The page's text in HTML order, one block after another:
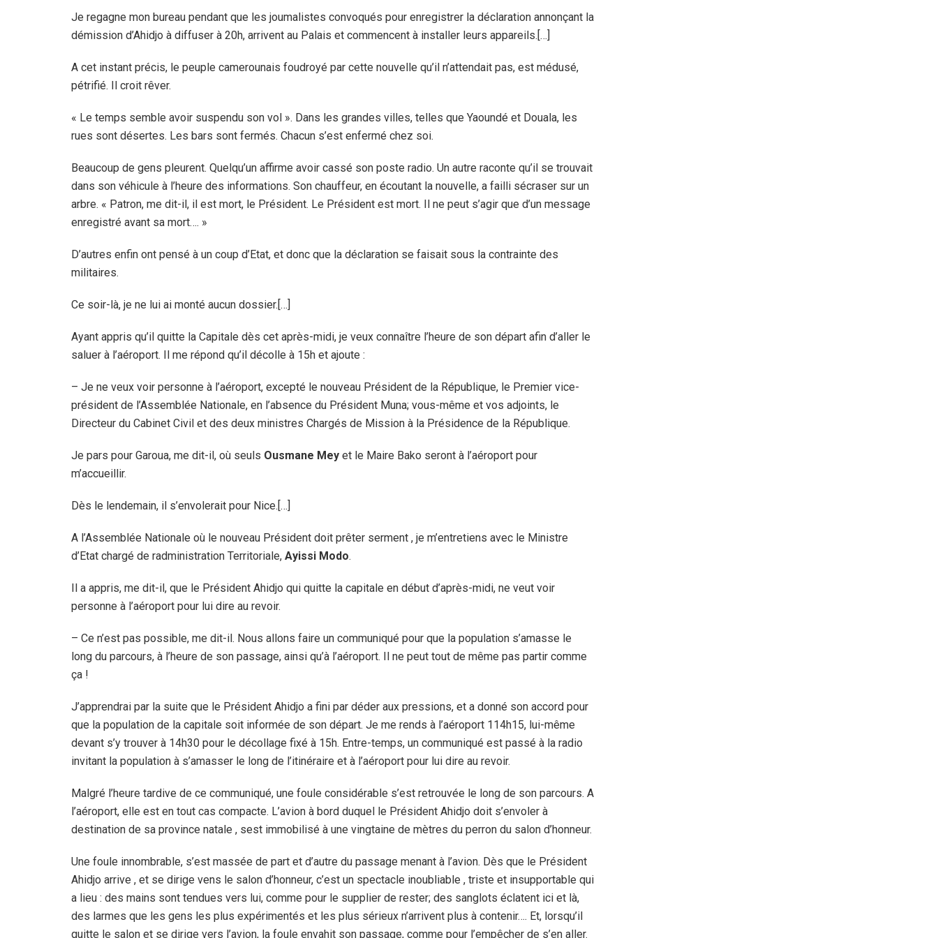
Je regagne mon bureau pendant que les joumalistes convoqués pour enregistrer la déclaration annonçant la
démission d’Ahidjo à diffuser à 20h, arrivent au Palais et commencent à installer leurs appareils.[…]
A cet instant précis, le peuple camerounais foudroyé par cette nouvelle qu’il n’attendait pas, est médusé,
pétrifié. Il croit rêver.
« Le temps semble avoir suspendu son vol ». Dans les grandes villes, telles que Yaoundé et Douala, les
rues sont désertes. Les bars sont fermés. Chacun s’est enfermé chez soi.
Beaucoup de gens pleurent. Quelqu’un affirme avoir cassé son poste radio. Un autre raconte qu’il se trouvait
dans son véhicule à l’heure des informations. Son chauffeur, en écoutant la nouvelle, a failli sécraser sur un
arbre. « Patron, me dit-il, il est mort, le Président. Le Président est mort. Il ne peut s’agir que d’un message
enregistré avant sa mort…. »
D’autres enfin ont pensé à un coup d’Etat, et donc que la déclaration se faisait sous la contrainte des
militaires.
Ce soir-là, je ne lui ai monté aucun dossier.[…]
Ayant appris qu’il quitte la Capitale dès cet après-midi, je veux connaître l’heure de son départ afin d’aller le
saluer à l’aéroport. Il me répond qu’il décolle à 15h et ajoute :
– Je ne veux voir personne à l’aéroport, excepté le nouveau Président de la République, le Premier vice-
président de l’Assemblée Nationale, en l’absence du Président Muna; vous-même et vos adjoints, le
Directeur du Cabinet Civil et des deux ministres Chargés de Mission à la Présidence de la République.
Je pars pour Garoua, me dit-il, où seuls Ousmane Mey et le Maire Bako seront à l’aéroport pour
m’accueillir.
Dès le lendemain, il s’envolerait pour Nice.[…]
A l’Assemblée Nationale où le nouveau Président doit prêter serment , je m’entretiens avec le Ministre
d’Etat chargé de radministration Territoriale, Ayissi Modo.
Il a appris, me dit-il, que le Président Ahidjo qui quitte la capitale en début d’après-midi, ne veut voir
personne à l’aéroport pour lui dire au revoir.
– Ce n’est pas possible, me dit-il. Nous allons faire un communiqué pour que la population s’amasse le
long du parcours, à l’heure de son passage, ainsi qu’à l’aéroport. Il ne peut tout de même pas partir comme
ça !
J’apprendrai par la suite que le Président Ahidjo a fini par déder aux pressions, et a donné son accord pour
que la population de la capitale soit informée de son départ. Je me rends à l’aéroport 114h15, lui-même
devant s’y trouver à 14h30 pour le décollage fixé à 15h. Entre-temps, un communiqué est passé à la radio
invitant la population à s’amasser le long de l’itinéraire et à l’aéroport pour lui dire au revoir.
Malgré l’heure tardive de ce communiqué, une foule considérable s’est retrouvée le long de son parcours. A
l’aéroport, elle est en tout cas compacte. L’avion à bord duquel le Président Ahidjo doit s’envoler à
destination de sa province natale , sest immobilisé à une vingtaine de mètres du perron du salon d’honneur.
Une foule innombrable, s’est massée de part et d’autre du passage menant à l’avion. Dès que le Président
Ahidjo arrive , et se dirige vens le salon d’honneur, c’est un spectacle inoubliable , triste et insupportable qui
a lieu : des mains sont tendues vers lui, comme pour le supplier de rester; des sanglots éclatent ici et là,
des larmes que les gens les plus expérimentés et les plus sérieux n’arrivent plus à contenir…. Et, lorsqu’il
quitte le salon et se dirige vers l’avion, la foule envahit son passage, comme pour l’empêcher de s’en aller.